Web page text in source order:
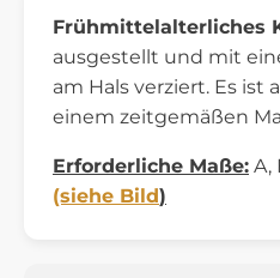
Frühmittelalterliches
ausgestellt und mit
am Hals verziert. Es ist
einem zeitgemäßen
Erforderliche Maße: A,
(siehe Bild)